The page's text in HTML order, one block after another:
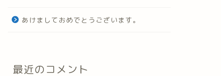
あけましておめでとうございます。
最近のコメント